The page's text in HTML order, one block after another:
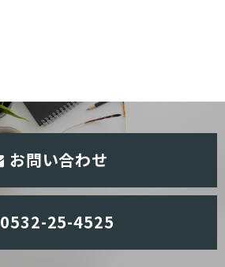
お問い合わせ
0532-25-4525